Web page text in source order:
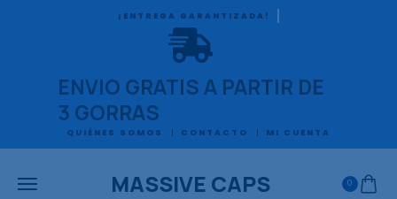
¡ENTREGA GARANTIZADA!
ENVIO GRATIS A PARTIR DE
3 GORRAS
QUIÉNES SOMOS CONTACTO MI CUENTA
MASSIVE CAPS 0